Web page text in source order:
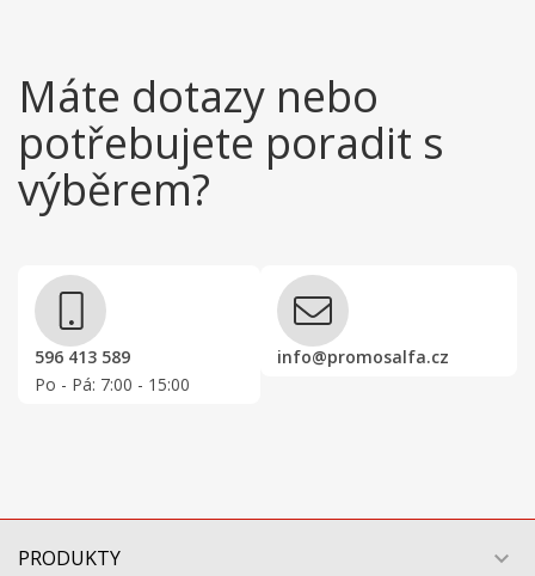
Máte dotazy nebo
potřebujete poradit s
výběrem?
596 413 589
Po - Pá: 7:00 - 15:00
info@promosalfa.cz
PRODUKTY 